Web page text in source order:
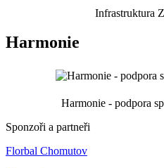
Infrastruktura
Harmonie
Harmonie - podpora
Sponzoři a partneři
Florbal Chomutov